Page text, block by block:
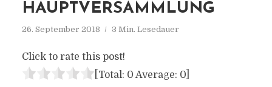
AUPTVERSAMMLUNG
26. September 2018 3 Min. Lesedauer
Click to rate this post!
[Total: 0 Average: 0]